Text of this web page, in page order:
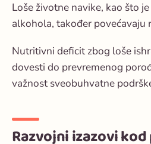
Loše životne navike, kao što
alkohola, također povećavaju
Nutritivni deficit zbog loše
dovesti do prevremenog
važnost sveobuhvatne
Razvojni izazovi